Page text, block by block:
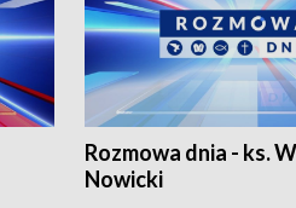
Rozmowa dnia - ks.
Nowicki